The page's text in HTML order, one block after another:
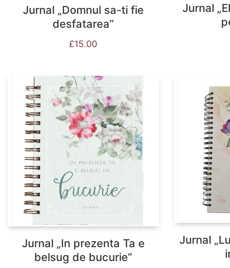
Jurnal „Domnul sa-ti fie
desfatarea”
£15.00
Jurnal
Jurnal „In prezenta Ta e
belsug de bucurie”
Jurnal